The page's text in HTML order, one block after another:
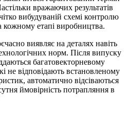
вражаючих результатів
вибудуваній схемі контролю
кожному етапі виробництва.
виявляє на деталях навіть
норм. Після випуску
багатовекторневому
не відповідають встановленому
автоматично відсіваються
ймовірність потрапляння в